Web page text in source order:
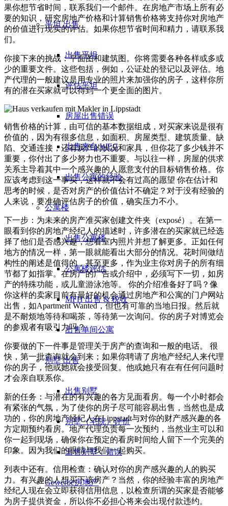
平坦出售
出售平坦
评估平坦
房屋出售错误
出售来自 WEG
出售公寓的经验
公寓楼
出售公寓楼
公寓楼评估
MFH 出售 & 税收
出售单间公寓
别墅出售
出售别墅
别墅（宅院）评价
出售别墅：错误
Gewerbe房地产
果你想节省时间，联系我们一个邮件。在房地产市场上所有必
要的知识，研究房地产价格和计算销售价格将支持你对房地产
的价值进行现实的评估。如果你想节省时间和精力，请联系我
们。
你接下来的挑战：平面图和建筑图。你将需要各种各样或多或
少的重要文件。这些包括，例如，公证处的登记以及评估。地
产代理的一般建议是用专业的照片来加强你的房子，这样你所
有的潜在买家就可以得到一个更全面的图片。
销售价格的计算，由可信的基本数据组成，对买家来说是很有
价值的，因为有很多信息，如面积、房屋类型、建筑质量、缺
陷、交通连接，还有房产的状况和家具，但你花了多少钱并不
重要，你付出了多少努力也不重要。与以往一样，房屋的供求
关系主导着其中一个感兴趣的人愿意支付的目标销售价格。你
应该考虑到这一事实，这样就不会有过高的愿望 你在估计和
思考的时候，是否对房产的价值估计不确定？对于没有经验的
人来说，要准确评估房子的价值，确实压力不小。
下一步：为未来的房产准买家创建文件夹（exposé）。在第一
眼看到你的房地产经纪人的描述时，许多潜在的买家就已经选
择了他们是否感兴趣，想看室内照片并想了解更多。正如任何
地方的情况一样，第一眼就能看出大部分的情况。花时间做结
构性的阐述是值得的，甚至更多，作为业主你对房子的所有细
节都了如指掌。在房产的广告或介绍中，必须写下一切，如房
产的特殊功能，或儿童游泳池等。 你的介绍准备好了吗？像
你这样的卖家目前有最好的机会通过房地产和公寓的门户网站
出售，如Apartment Wanted，但也有可靠的当地日报。然后就
是不耐烦地等待和喝茶，等待第一次询问。你的房子对博览会
的参观者有吸引力吗？
你要做的下一件事是管理关于房产的查询和一般的电话。 很
快，第一批查询就会到来；如果你聘请了房地产经纪人来代理
你的房子，他或她就会接受回复。他或她只有在有任何问题时
才会亲自联系你。
新的任务：与潜在的有兴趣的各方见面看房。每一个小时都会
有紧张的气氛，为了使你的房子尽可能容易出售，当然也是成
功的，你的房地产经纪人在Lippstadt与对你的财产感兴趣的各
方定期预约看房。地产代理负责每一次预约，当然业主可以和
你一起到现场，确保你在预定的看房时间给人留下一个完美的
印象。因为我们的眼睛与我们一起购买。
列表中还有。信用检查：确认对你的房产感兴趣的人的购买
力。有兴趣的人想买下该房产？当然，你的经验丰富的房地产
经纪人现在会立即获得信用信息，以检查所谓的买家是否能够
为房子提供资金，所以你不必担心将来会出现付款违约。